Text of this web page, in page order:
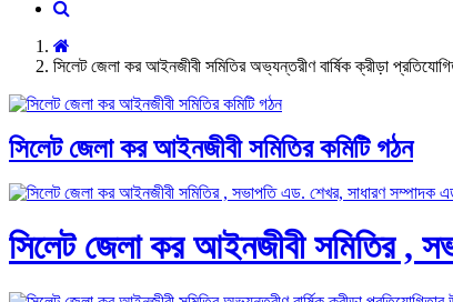
সিলেট জেলা কর আইনজীবী সমিতির অভ্যন্তরীণ বার্ষিক ক্রীড়া
সিলেট জেলা কর আইনজীবী সমিতির কমিটি গঠন
সিলেট জেলা কর আইনজীবী সমিতির ,